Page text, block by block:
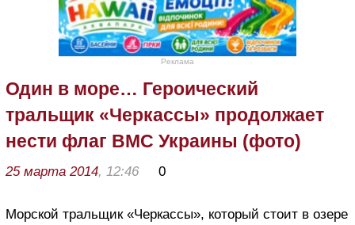
Реклама
Один в море… Героический
тральщик «Черкассы» продолжает
нести флаг ВМС Украины (фото)
25 марта 2014, 12:46 0
Морской тральщик «Черкассы», который стоит в озере